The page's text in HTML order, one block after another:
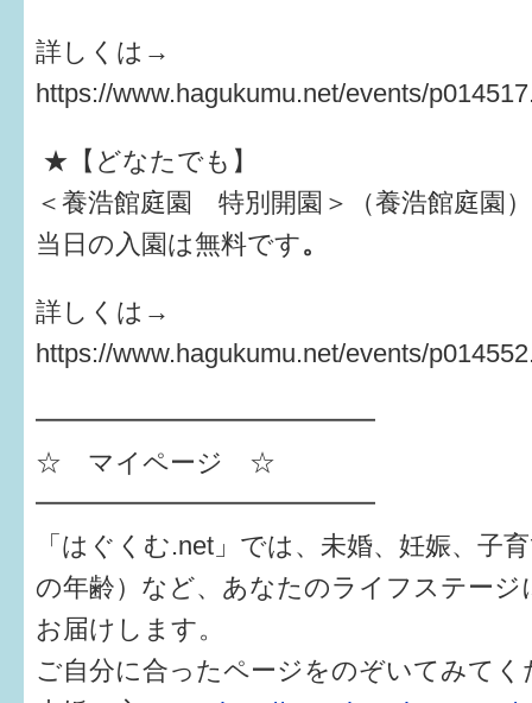
詳しくは→
https://www.hagukumu.net/events/
★【どなたでも】
＜養浩館庭園 特別開園＞（養浩館庭園）
当日の入園は無料です。
詳しくは→
https://www.hagukumu.net/events/
━━━━━━━━━━━━━
☆ マイページ ☆
━━━━━━━━━━━━━
「はぐくむ.net」では、未婚、妊娠、子
の年齢）など、あなたのライフステージ
お届けします。
ご自分に合ったページをのぞいてみてく